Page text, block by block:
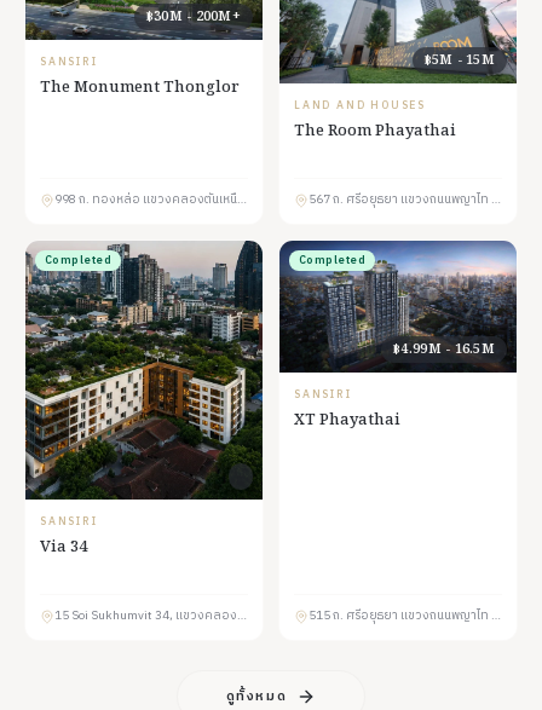
฿30M - 200M+
SANSIRI
The Monument Thonglor
998 ถ. ทองหล่อ แขวงคลองตันเหนือ เขตวัฒนา กรุงเทพมหานคร 10110
฿5M - 15M
LAND AND HOUSES
The Room Phayathai
567 ถ. ศรีอยุธยา แขวงถนนพญาไท เขตราชเทวี กรุงเทพมหานคร 10400
Completed
SANSIRI
Via 34
15 Soi Sukhumvit 34, แขวงคลองตัน เขตคลองเตย กรุงเทพมหานคร 10110
Completed
฿4.99M - 16.5M
SANSIRI
XT Phayathai
515 ถ. ศรีอยุธยา แขวงถนนพญาไท เขตราชเทวี กรุงเทพมหานคร 10400
ดูทั้งหมด